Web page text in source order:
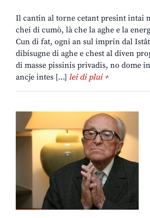
Il cantin al torne cetant presint intai
chei di cumò, là che la aghe e la
Cun di fat, ogni an sul imprin dal
dibisugne di aghe e chest al diven
di masse pissinis privadis, no dome
ancje intes […] lei di plui +